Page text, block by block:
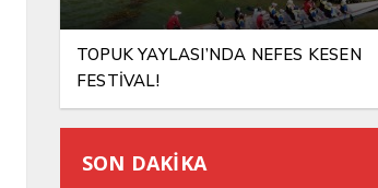
TOPUK YAYLASI’NDA NEFES KESEN
FESTİVAL!
SON DAKİKA